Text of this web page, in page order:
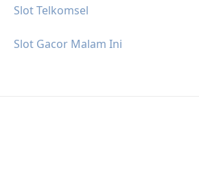
Slot Telkomsel
Slot Gacor Malam Ini